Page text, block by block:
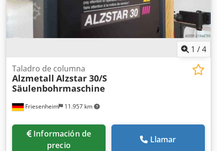
1 /4
Friesenheim 11.957 km
Taladro de columna
Alzmetall Alzstar 30/S
Säulenbohrmaschine
Información de
precio
Llamar